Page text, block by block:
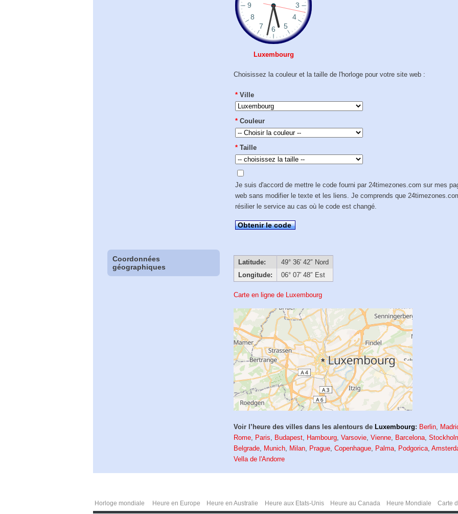
Luxembourg
Choisissez la couleur et la taille de l'horloge pour votre site web :
* Ville
* Couleur
* Taille
Je suis d'accord de mettre le code fourni par 24timezones.com sur mes
web sans modifier le texte et les liens. Je comprends que
résilier le service au cas où le code est changé.
Obtenir le code
Coordonnées
géographiques
Latitude:
49° 36′ 42″ Nord
Longitude:
06° 07′ 48″ Est
Carte en ligne de Luxembourg
Voir l’heure des villes dans les alentours de Luxembourg: Berlin,
Rome, Paris, Budapest, Hambourg,Varsovie,Vienne, Barcelona,
Belgrade, Munich, Milan, Prague,Copenhague, Palma, Podgorica,
Vella de l'Andorre
Horloge mondiale Heure en Europe Heure en Australie Heure aux Etats-Unis Heure au Canada Heure Mondiale Carte